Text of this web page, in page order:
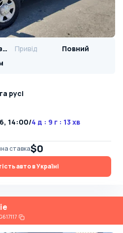
6.4л / Бензин Привід
Повний
русі
14:00/4 д : 9 г : 13 хв
ставка$0
авто в Україні